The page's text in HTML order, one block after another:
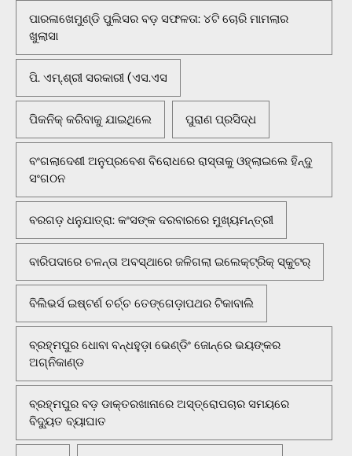
ପାରଳାଖେମୁଣ୍ଡି ପୁଲିସର ବଡ଼ ସଫଳତା: ୪ଟି ଚୋରି ମାମଲାର
ଖୁଲାସା
ପି. ଏମ୍.ଶ୍ରୀ ସରକାରୀ (ଏସ.ଏସ
ପିକନିକ୍‌ କରିବାକୁ ଯାଇଥିଲେ ପୁରାଣ ପ୍ରସିଦ୍ଧ
ବଂଗଲାଦେଶୀ ଅନୁପ୍ରବେଶ ବିରୋଧରେ ରାସ୍ତାକୁ ଓହ୍ଲାଇଲେ ହିନ୍ଦୁ
ସଂଗଠନ
ବରଗଡ଼ ଧନୁଯାତ୍ରା: କଂସଙ୍କ ଦରବାରରେ ମୁଖ୍ୟମନ୍ତ୍ରୀ
ବାରିପଦାରେ ଚଳନ୍ତା ଅବସ୍ଥାରେ ଜଳିଗଲା ଇଲେକ୍ଟ୍ରିକ୍ ସ୍କୁଟର୍
ବିଲିଭର୍ସ ଇଷ୍ଟର୍ଣ ଚର୍ଚ୍ଚ ତେଙ୍ଗେଡ଼ାପଥର ଟିକାବାଲି
ବ୍ରହ୍ମପୁର ଧୋବା ବନ୍ଧହୁଡ଼ା ଭେଣ୍ଡିଂ ଜୋନ୍‌ରେ ଭୟଙ୍କର
ଅଗ୍ନିକାଣ୍ଡ
ବ୍ରହ୍ମପୁର ବଡ଼ ଡାକ୍ତରଖାନାରେ ଅସ୍ତ୍ରୋପଚାର ସମୟରେ
ବିଦ୍ୟୁତ ବ୍ୟାଘାତ